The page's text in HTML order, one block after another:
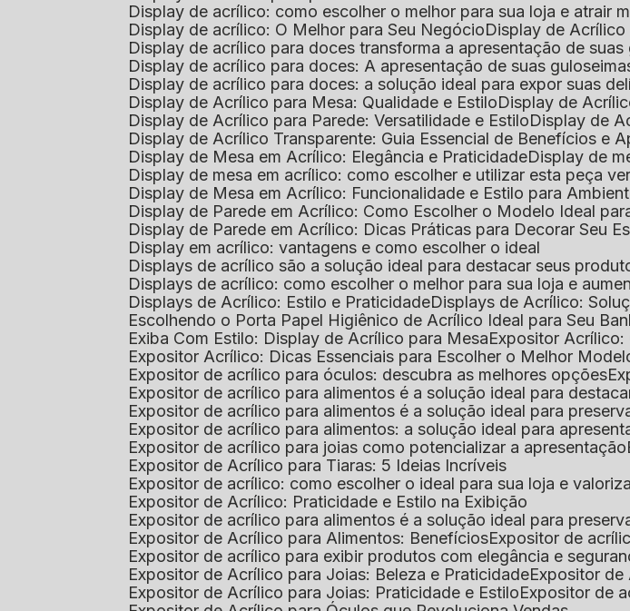
Display de acrílico: como escolher o melhor para sua loja e atrair
Display de acrílico: O Melhor para Seu Negócio
Display de
Display de acrílico para doces transforma a apresentação de
Display de acrílico para doces: A apresentação de suas
Display de acrílico para doces: a solução ideal para expor suas
Display de Acrílico para Mesa: Qualidade e Estilo
Display de
Display de Acrílico para Parede: Versatilidade e Estilo
Display de
Display de Acrílico Transparente: Guia Essencial de Benefícios e
Display de Mesa em Acrílico: Elegância e Praticidade
Display de
Display de mesa em acrílico: como escolher e utilizar esta peça
Display de Mesa em Acrílico: Funcionalidade e Estilo para
Display de Parede em Acrílico: Como Escolher o Modelo Ideal
Display de Parede em Acrílico: Dicas Práticas para Decorar Seu
Display em acrílico: vantagens e como escolher o ideal
Displays de acrílico são a solução ideal para destacar seus
Displays de acrílico: como escolher o melhor para sua loja e
Displays de Acrílico: Estilo e Praticidade
Displays de Acrílico:
Escolhendo o Porta Papel Higiênico de Acrílico Ideal para Seu
Exiba Com Estilo: Display de Acrílico para Mesa Expositor
Expositor Acrílico: Dicas Essenciais para Escolher o Melhor
Expositor de acrílico para óculos: descubra as melhores opções
Expositor de acrílico para alimentos é a solução ideal para
Expositor de acrílico para alimentos é a solução ideal para
Expositor de acrílico para alimentos: a solução ideal para
Expositor de acrílico para joias como potencializar a apresentação
Expositor de Acrílico para Tiaras: 5 Ideias Incríveis
Expositor de acrílico: como escolher o ideal para sua loja e
Expositor de Acrílico: Praticidade e Estilo na Exibição
Expositor de acrílico para alimentos é a solução ideal para
Expositor de Acrílico para Alimentos: Benefícios Expositor de
Expositor de acrílico para exibir produtos com elegância e
Expositor de Acrílico para Joias: Beleza e Praticidade Expositor
Expositor de Acrílico para Joias: Praticidade e Estilo Expositor de